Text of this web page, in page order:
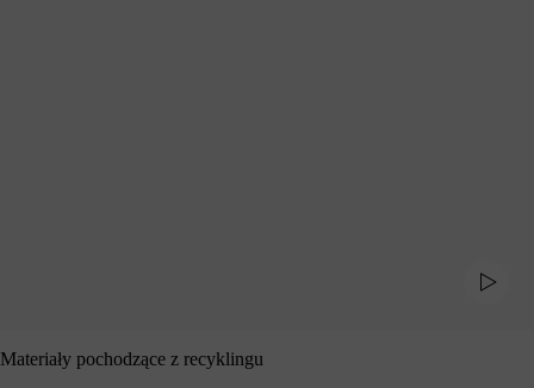
Materiały pochodzące z recyklingu